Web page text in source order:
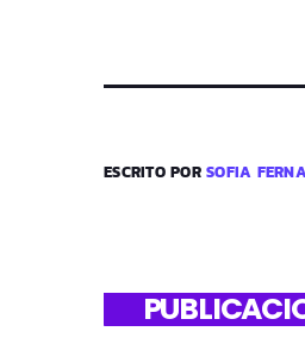
ESCRITO PORSOFIA